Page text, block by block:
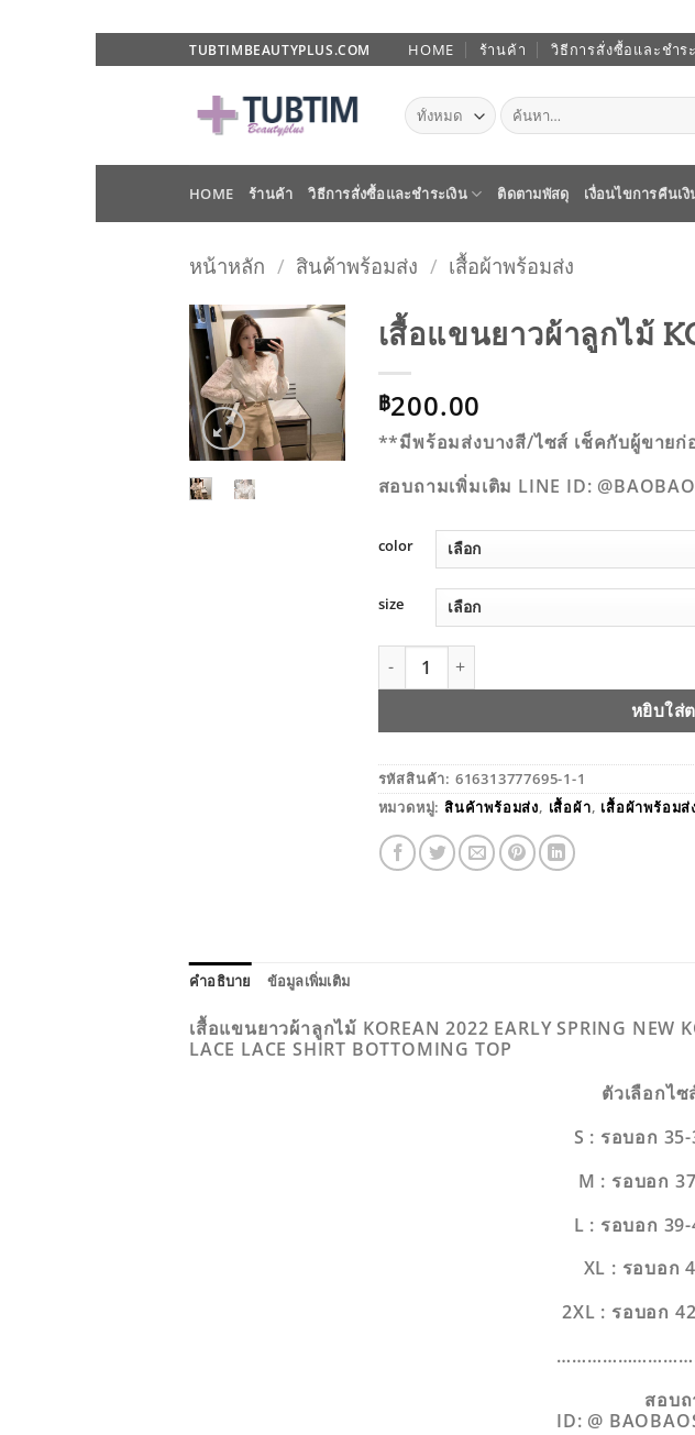
ไป
TUBTIMBEAUTYPLUS.COM HOME ร้านค้า วิธีการสั่งซื้อและชำร
ค้นหา:
HOME ร้านค้า วิธีการสั่งซื้อและชำระเงิน ติดตามพัสดุ เงื่อนไขการคืนเ
หน้าหลัก / สินค้าพร้อมส่ง / เสื้อผ้าพร้อมส่ง
ADD TO
WISHLIST
เสื้อแขนยาวผ้าลูกไม้
฿200.00
**มีพร้อมส่งบางสี/ไซส์ เช็คกับผู้ขาย
สอบถามเพิ่มเติม LINE ID:
color
size
จำนวน เสื้อแขนยาวผ้าลูกไม้ KOREAN
หยิบใส่
รหัสสินค้า: 616313777695-1-1
หมวดหมู่:สินค้าพร้อมส่ง, เสื้อผ้า, เสื้อผ้าพร้อมส่
คำอธิบาย ข้อมูลเพิ่มเติม
เสื้อแขนยาวผ้าลูกไม้ KOREAN 2022 EARLY SPRING NEW
LACE LACE SHIRT BOTTOMING TOP
ตัวเลือกไซ
S : รอบอก
M : รอบอก
L : รอบอก
XL : รอบอก
2XL : รอบอก
สอบ
ID: @